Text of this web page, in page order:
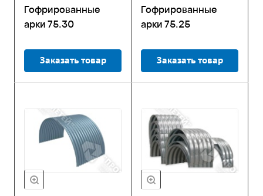
Гофрированные
арки 75.30
Заказать товар
Гофрированные
арки 75.25
Заказать товар